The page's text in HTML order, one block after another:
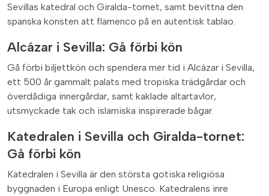
Sevillas katedral och Giralda-tornet, samt bevittna den
spanska konsten att flamenco på en autentisk tablao.
Alcázar i Sevilla: Gå förbi kön
Gå förbi biljettkön och spendera mer tid i Alcázar i Sevilla,
ett 500 år gammalt palats med tropiska trädgårdar och
överdådiga innergårdar, samt kaklade altartavlor,
utsmyckade tak och islamiska inspirerade bågar.
Katedralen i Sevilla och Giralda-tornet:
Gå förbi kön
Katedralen i Sevilla är den största gotiska religiösa
byggnaden i Europa enligt Unesco. Katedralens inre